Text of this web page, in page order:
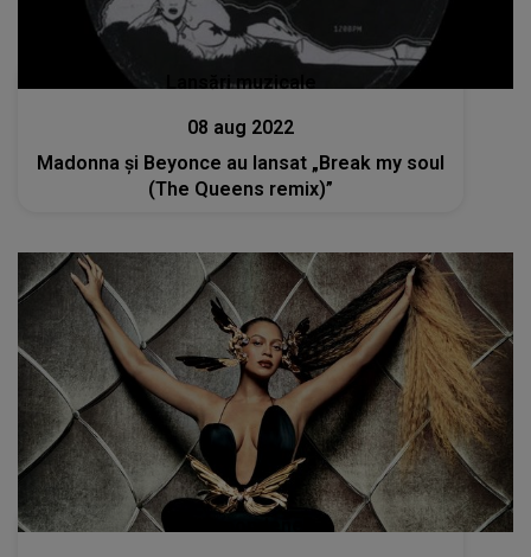
Lansări muzicale
08 aug 2022
Madonna și Beyonce au lansat „Break my soul
(The Queens remix)”